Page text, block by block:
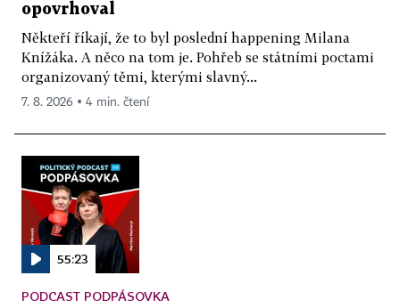
opovrhoval
Někteří říkají, že to byl poslední happening Milana
Knížáka. A něco na tom je. Pohřeb se státními poctami
organizovaný těmi, kterými slavný...
7. 8. 2026 ▪ 4 min. čtení
55:23
PODCAST PODPÁSOVKA